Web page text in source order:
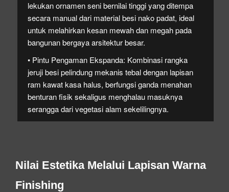
lekukan ornamen seni bernilai tinggi yang ditempa
secara manual dari material besi nako padat, ideal
untuk melahirkan kesan mewah dan megah pada
bangunan bergaya arsitektur besar.
• Pintu Pengaman Ekspanda: Kombinasi rangka
jeruji besi pelindung mekanis tebal dengan lapisan
ram kawat kasa halus, berfungsi ganda menahan
benturan fisik sekaligus menghalau masuknya
serangga dari vegetasi alam sekelilingnya.
Nilai Estetika Melalui Lapisan Warna
Finishing